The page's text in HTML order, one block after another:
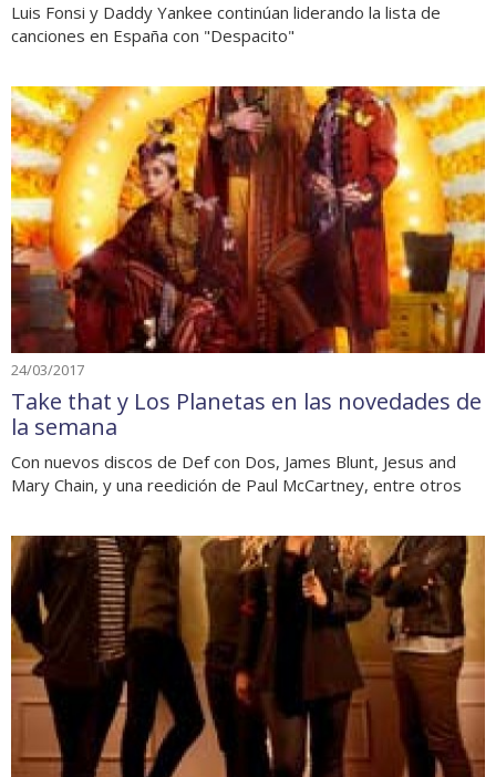
Luis Fonsi y Daddy Yankee continúan liderando la lista de
canciones en España con "Despacito"
24/03/2017
Take that y Los Planetas en las novedades de
la semana
Con nuevos discos de Def con Dos, James Blunt, Jesus and
Mary Chain, y una reedición de Paul McCartney, entre otros